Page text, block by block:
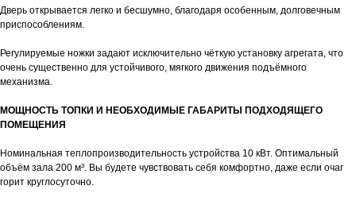
Дверь открывается легко и бесшумно, благодаря особенным, долговечным
приспособлениям.
Регулируемые ножки задают исключительно чёткую установку агрегата, что
очень существенно для устойчивого, мягкого движения подъёмного
механизма.
МОЩНОСТЬ ТОПКИ И НЕОБХОДИМЫЕ ГАБАРИТЫ ПОДХОДЯЩЕГО
ПОМЕЩЕНИЯ
Номинальная теплопроизводительность устройства 10 кВт. Оптимальный
объём зала 200 м³. Вы будете чувствовать себя комфортно, даже если очаг
горит круглосуточно.